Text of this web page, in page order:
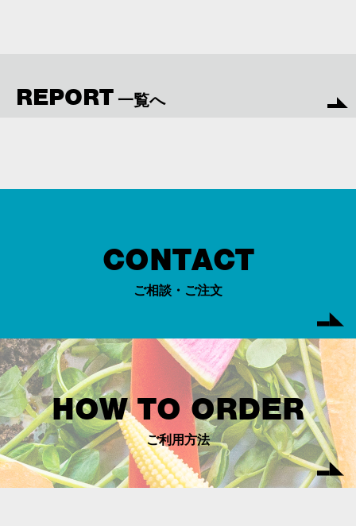
REPORT 一覧へ
CONTACT
ご相談・ご注文
HOW TO ORDER
ご利用方法